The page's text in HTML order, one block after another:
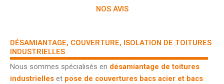
NOS AVIS
DÉSAMIANTAGE, COUVERTURE, ISOLATION DE TOITURES
INDUSTRIELLES
Nous sommes spécialisés en désamiantage de toitures
industrielles et pose de couvertures bacs acier et bacs